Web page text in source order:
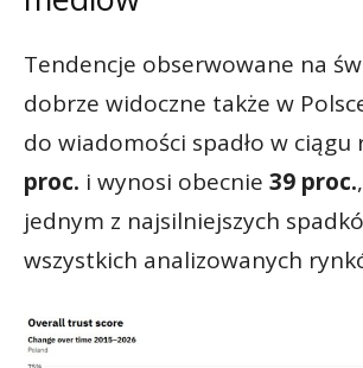
Tendencje obserwowane na
dobrze widoczne także w
do wiadomości spadło w ciągu
proc. i wynosi obecnie 39 proc.
jednym z najsilniejszych
wszystkich analizowanych